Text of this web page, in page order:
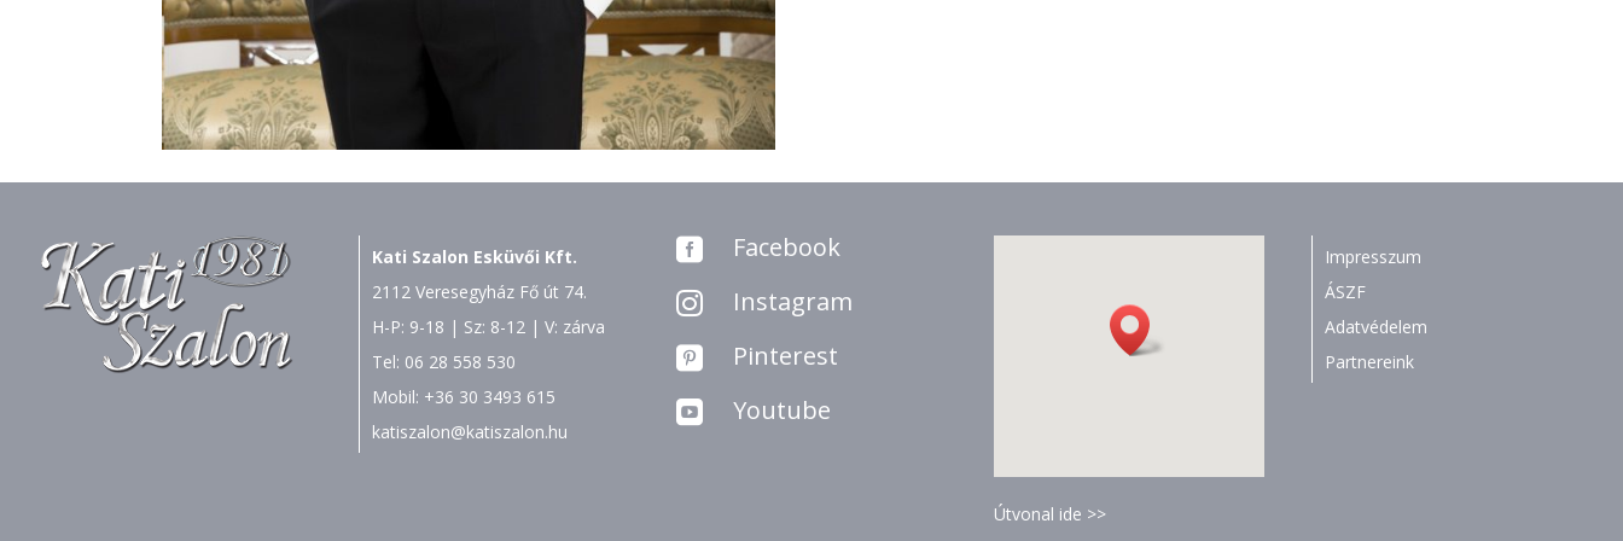
Kati Szalon Esküvői Kft.
2112 Veresegyház Fő út 74.
H-P: 9-18 | Sz: 8-12 | V: zárva
Tel: 06 28 558 530
Mobil: +36 30 3493 615
katiszalon@katiszalon.hu
 Facebook
 Instagram
 Pinterest
 Youtube
Útvonal ide >>
Impresszum
ÁSZF
Adatvédelem
Partnereink